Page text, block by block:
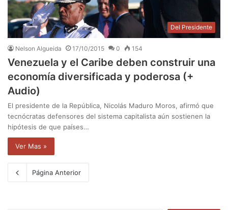
Del Presidente
Nelson Algueida 17/10/2015 0 154
Venezuela y el Caribe deben construir una
economía diversificada y poderosa (+
Audio)
El presidente de la República, Nicolás Maduro Moros, afirmó que
tecnócratas defensores del sistema capitalista aún sostienen la
hipótesis de que países…
Ver Mas »
Página Anterior